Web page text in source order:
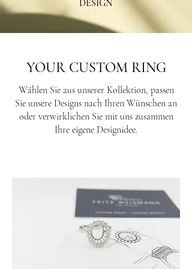
DESIGN
YOUR CUSTOM RING
Wählen Sie aus unserer Kollektion, passen
Sie unsere Designs nach Ihren Wünschen an
oder verwirklichen Sie mit uns zusammen
Ihre eigene Designidee.